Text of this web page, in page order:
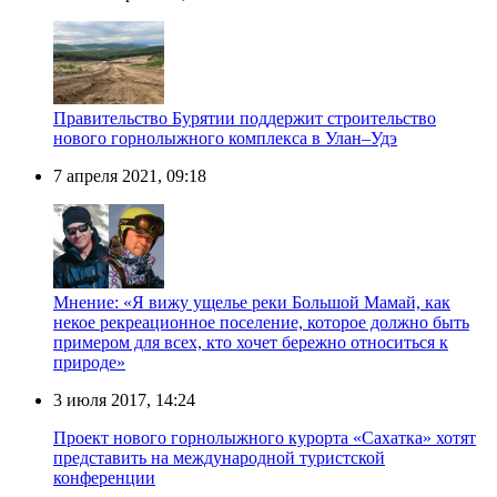
Правительство Бурятии поддержит строительство
нового горнолыжного комплекса в Улан–Удэ
7 апреля 2021, 09:18
Мнение: «Я вижу ущелье реки Большой Мамай, как
некое рекреационное поселение, которое должно быть
примером для всех, кто хочет бережно относиться к
природе»
3 июля 2017, 14:24
Проект нового горнолыжного курорта «Сахатка» хотят
представить на международной туристской
конференции